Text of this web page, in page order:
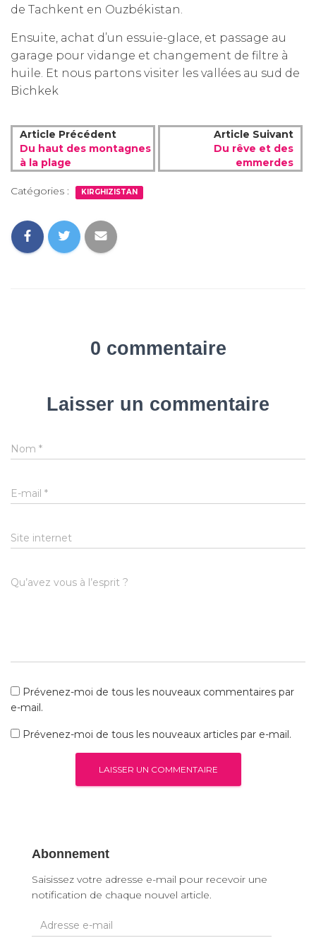
de Tachkent en Ouzbékistan.
Ensuite, achat d’un essuie-glace, et passage au
garage pour vidange et changement de filtre à
huile. Et nous partons visiter les vallées au sud de
Bichkek
Article Précédent
Du haut des montagnes
à la plage
Article Suivant
Du rêve et des
emmerdes
Catégories : KIRGHIZISTAN
0 commentaire
Laisser un commentaire
Nom *
E-mail *
Site internet
Qu’avez vous à l’esprit ?
Prévenez-moi de tous les nouveaux commentaires par
e-mail.
Prévenez-moi de tous les nouveaux articles par e-mail.
Abonnement
Saisissez votre adresse e-mail pour recevoir une
notification de chaque nouvel article.
d